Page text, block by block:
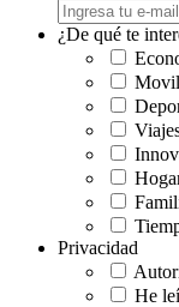
¿De qué te
Privacidad
He